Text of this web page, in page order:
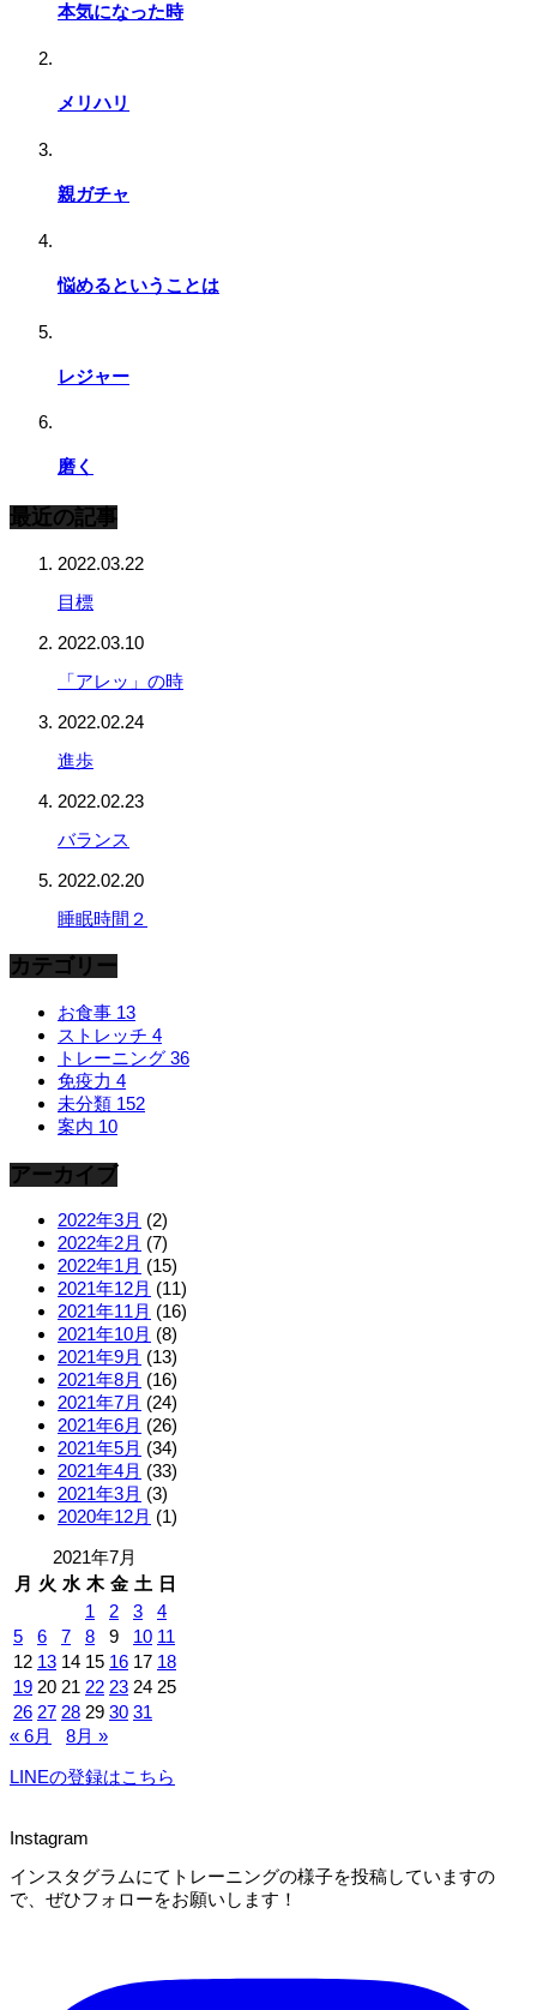
本気になった時
メリハリ
親ガチャ
悩めるということは
レジャー
磨く
最近の記事
2022.03.22
目標
2022.03.10
「アレッ」の時
2022.02.24
進歩
2022.02.23
バランス
2022.02.20
睡眠時間２
カテゴリー
お食事 13
ストレッチ 4
トレーニング 36
免疫力 4
未分類 152
案内 10
アーカイブ
2022年3月 (2)
2022年2月 (7)
2022年1月 (15)
2021年12月 (11)
2021年11月 (16)
2021年10月 (8)
2021年9月 (13)
2021年8月 (16)
2021年7月 (24)
2021年6月 (26)
2021年5月 (34)
2021年4月 (33)
2021年3月 (3)
2020年12月 (1)
2021年7月
月 火 水 木 金 土 日
1
2 3
4
5
6 7 8 9 10 11
12 13 14 15 16 17 18
19 20 21 22 23 24 25
26 27 28 29 30 31
« 6月
8月 »
LINEの登録はこちら
Instagram
インスタグラムにてトレーニングの様子を投稿していますの
で、ぜひフォローをお願いします！